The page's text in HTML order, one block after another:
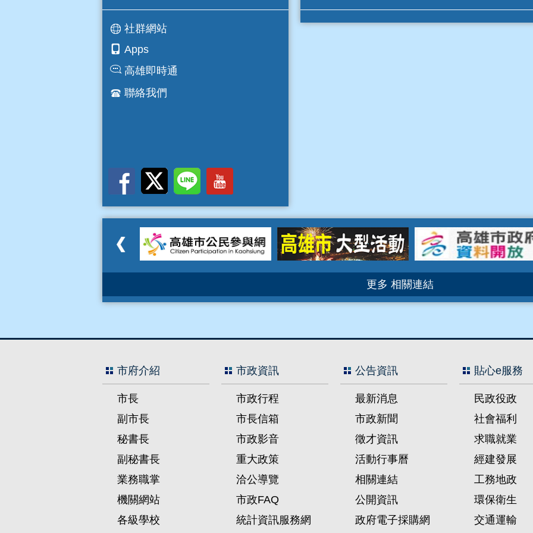
社群網站
Apps
高雄即時通
聯絡我們
更多 相關連結
市府介紹
市長
副市長
秘書長
副秘書長
業務職掌
機關網站
各級學校
市政資訊
市政行程
市長信箱
市政影音
重大政策
洽公導覽
市政FAQ
統計資訊服務網
公告資訊
最新消息
市政新聞
徵才資訊
活動行事曆
相關連結
公開資訊
政府電子採購網
貼心e服務
民政役政
社會福利
求職就業
經建發展
工務地政
環保衛生
交通運輸